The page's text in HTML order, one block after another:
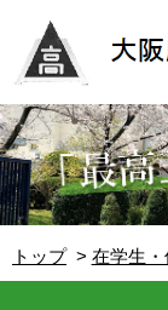
トップ 在学生